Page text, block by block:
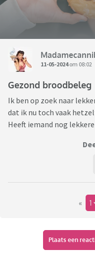
11-05-2024om 08:02
Gezond broodbeleg
Ik ben op zoek naar
dat ik nu toch vaak
Heeft iemand nog
« 1
Plaats een